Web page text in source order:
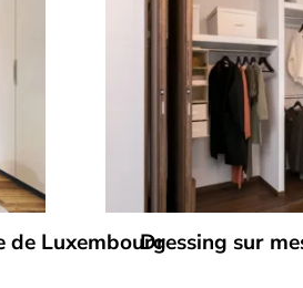
de LuxembourgDressing sur